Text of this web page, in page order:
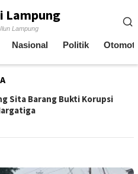
Lampung
Lampung
Nasional Politik
Sita Barang Bukti Korupsi